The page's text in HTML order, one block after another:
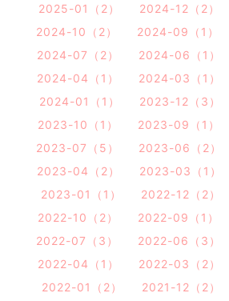
2025-01（2）
2024-12（2）
2024-10（2）
2024-09（1）
2024-07（2）
2024-06（1）
2024-04（1）
2024-03（1）
2024-01（1）
2023-12（3）
2023-10（1）
2023-09（1）
2023-07（5）
2023-06（2）
2023-04（2）
2023-03（1）
2023-01（1）
2022-12（2）
2022-10（2）
2022-09（1）
2022-07（3）
2022-06（3）
2022-04（1）
2022-03（2）
2022-01（2）
2021-12（2）